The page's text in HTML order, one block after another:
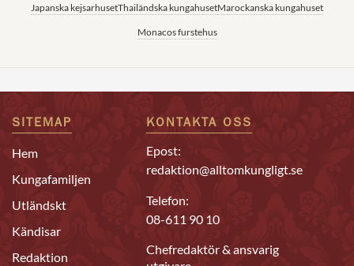
Japanska kejsarhusetThailändska kungahusetMarockanska kungahuset
Monacos furstehus
SITEMAP
Hem
Kungafamiljen
Utländskt
Kändisar
Redaktion
KONTAKTA OSS
Epost:
redaktion@alltomkungligt.se
Telefon:
08-611 90 10
Chefredaktör & ansvarig